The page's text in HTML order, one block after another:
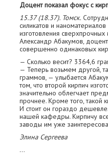
Доцент показал фокус с
15.37 (18.37). Томск.
силикатов и
изготовления
Александр Абакумов,
совершенно одинаковых
— Сколько весит? 3364,6
— Теперь возьмем другой,
граммов, — улыбается
том, что второй кирпич
значительно облегчает
прочнее. Кроме того, такой
И стоит он гораздо
нашей кафедры. Кирпичу
заводы им уже
Элина Сергеева
…